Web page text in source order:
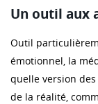
Un outil aux
Outil
émotionnel, la
quelle version
de la réalité,